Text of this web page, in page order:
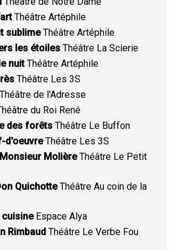
Théâtre Artéphile
sublimeThéâtre Artéphile
les étoiles Théâtre La Scierie
nuitThéâtre Artéphile
Théâtre Les 3S
de l'Adresse
du Roi René
des forêts Théâtre Le Buffon
d'oeuvreThéâtre Les 3S
MolièreThéâtre Le Petit
QuichotteThéâtre Au coin de la
cuisineEspace Alya
Rimbaud Théâtre Le Verbe Fou